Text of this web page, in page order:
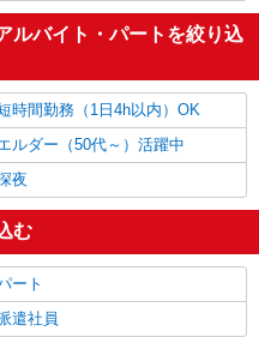
ルバイト・パートを絞り込
時間勤務（1日4h以内）OK
ルダー（50代～）活躍中
夜
む
ート
遣社員